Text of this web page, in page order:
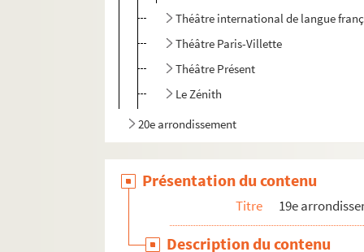
Théâtre international de langue
Théâtre Paris-Villette
Théâtre Présent
Le Zénith
20e arrondissement
Présentation du contenu
Titre 19e
Description du contenu